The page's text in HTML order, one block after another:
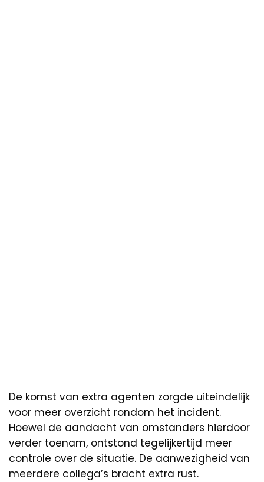
De komst van extra agenten zorgde uiteindelijk
voor meer overzicht rondom het incident.
Hoewel de aandacht van omstanders hierdoor
verder toenam, ontstond tegelijkertijd meer
controle over de situatie. De aanwezigheid van
meerdere collega’s bracht extra rust.